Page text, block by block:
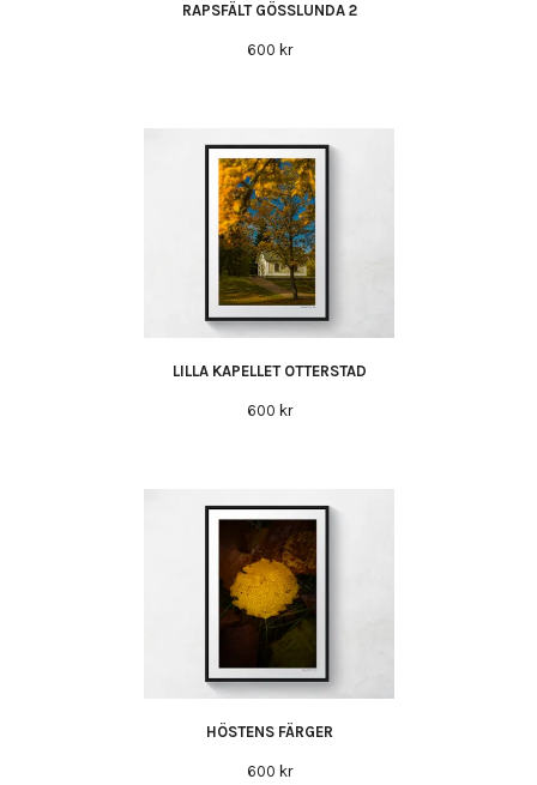
RAPSFÄLT GÖSSLUNDA 2
600 kr
LILLA KAPELLET OTTERSTAD
600 kr
HÖSTENS FÄRGER
600 kr